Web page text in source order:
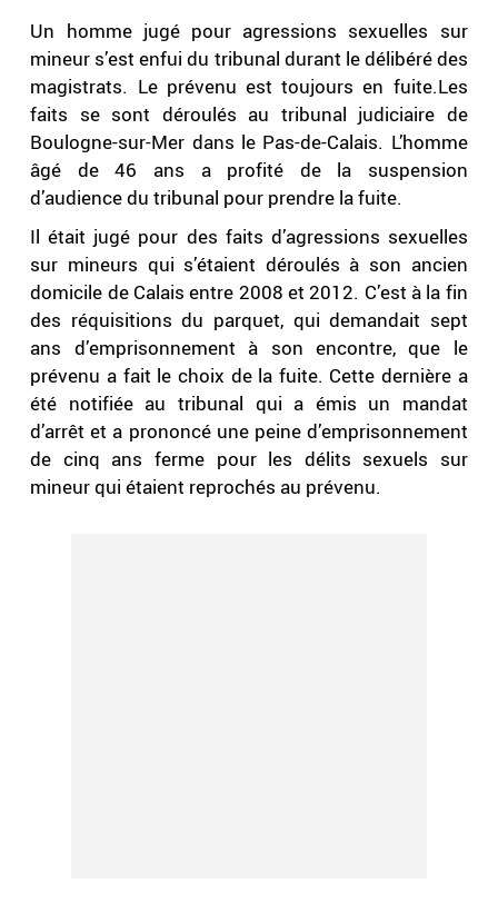
Un homme jugé pour agressions sexuelles sur
mineur s’est enfui du tribunal durant le délibéré des
magistrats. Le prévenu est toujours en fuite.Les
faits se sont déroulés au tribunal judiciaire de
Boulogne-sur-Mer dans le Pas-de-Calais. L’homme
âgé de 46 ans a profité de la suspension
d’audience du tribunal pour prendre la fuite.
Il était jugé pour des faits d’agressions sexuelles
sur mineurs qui s’étaient déroulés à son ancien
domicile de Calais entre 2008 et 2012. C’est à la fin
des réquisitions du parquet, qui demandait sept
ans d’emprisonnement à son encontre, que le
prévenu a fait le choix de la fuite. Cette dernière a
été notifiée au tribunal qui a émis un mandat
d’arrêt et a prononcé une peine d’emprisonnement
de cinq ans ferme pour les délits sexuels sur
mineur qui étaient reprochés au prévenu.